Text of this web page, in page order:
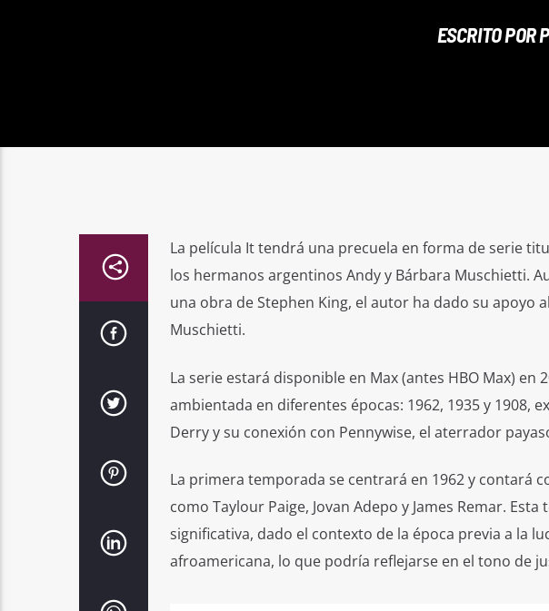
ESCRITO POR
La película It tendrá una precuela en forma de serie
los hermanos argentinos Andy y Bárbara Muschietti.
una obra de Stephen King, el autor ha dado su apoyo
Muschietti.
La serie estará disponible en Max (antes HBO Max)
ambientada en diferentes épocas: 1962, 1935 y 1908,
Derry y su conexión con Pennywise, el aterrador
La primera temporada se centrará en 1962 y contará
como Taylour Paige, Jovan Adepo y James Remar.
significativa, dado el contexto de la época previa a la
afroamericana, lo que podría reflejarse en el tono de